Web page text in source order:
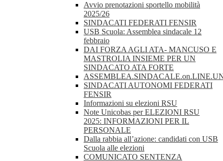
Avvio prenotazioni sportello mobilità
2025/26
SINDACATI FEDERATI FENSIR
USB Scuola: Assemblea sindacale 12
febbraio
DAI FORZA AGLI ATA- MANCUSO E
MASTROLIA INSIEME PER UN
SINDACATO ATA FORTE
SINDACATI AUTONOMI FEDERATI
FENSIR
Informazioni su elezioni RSU
Note Unicobas per ELEZIONI RSU
2025: INFORMAZIONI PER IL
PERSONALE
Dalla rabbia all’azione: candidati con USB
Scuola alle elezioni
COMUNICATO SENTENZA